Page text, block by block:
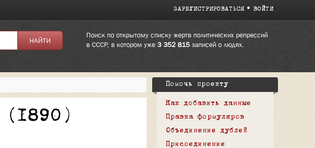
ЗАРЕГИСТРИРОВАТЬСЯ ВОЙТИ
Поиск по открытому списку жертв политических репрессий
в СССР, в котором уже 3 352 815записей о людях.
(1890)
Помочь проекту
Как добавить данные
Правка формуляров
Объединение дублей
Присоединение